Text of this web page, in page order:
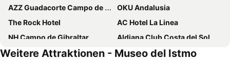
AZZ Guadacorte Campo de Gibraltar
OKU Andalusia
The Rock Hotel
AC Hotel La Linea
NH Campo de Gibraltar
Aldiana Club Costa del Sol
Sunborn Gibraltar
Holiday Inn Express Campo De Gibraltar - Barrios By Ihg
Weitere Attraktionen - Museo del Istmo